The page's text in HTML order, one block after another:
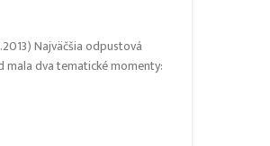
Najväčšia odpustová
mala dva tematické momenty: